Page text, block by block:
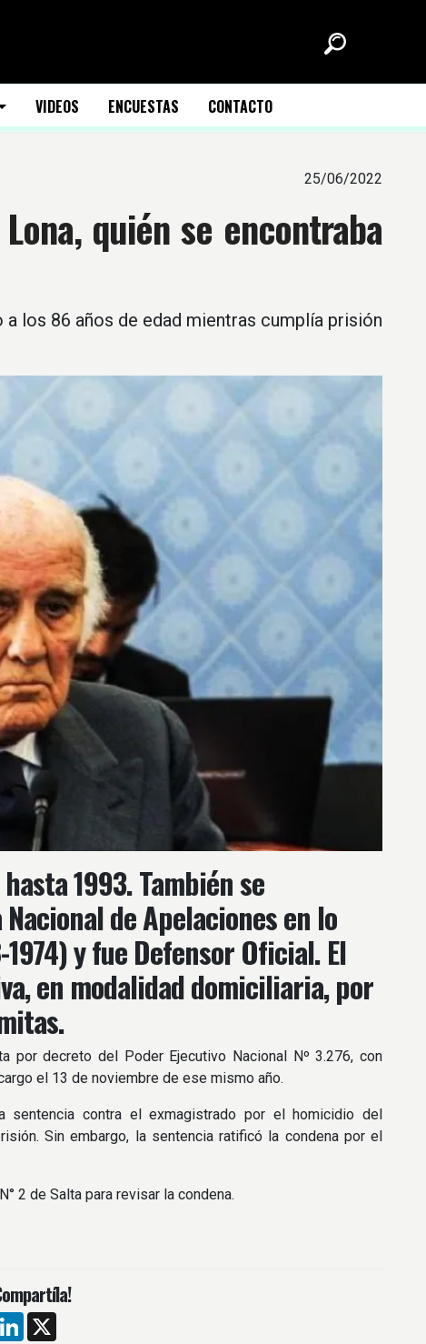
VIDEOS ENCUESTAS CONTACTO
25/06/2022
quién se encontraba
los 86 años de edad mientras cumplía prisión
1993. También se
de Apelaciones en lo
y fue Defensor Oficial. El
en modalidad domiciliaria, por
por decreto del Poder Ejecutivo Nacional Nº 3.276, con
el 13 de noviembre de ese mismo año.
sentencia contra el exmagistrado por el homicidio del
Sin embargo, la sentencia ratificó la condena por el
2 de Salta para revisar la condena.
LinkedIn